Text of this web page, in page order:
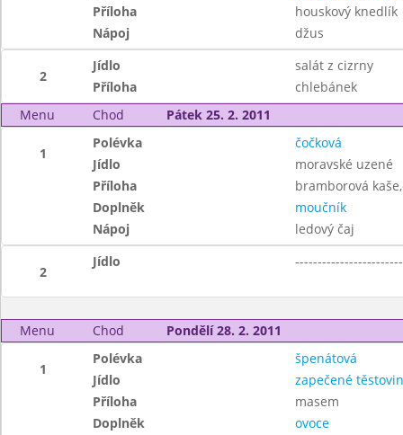
Příloha
houskový knedlík
Nápoj
džus
2
Jídlo
salát z cizrny
Příloha
chlebánek
Menu
Chod Pátek 25. 2. 2011
1
Polévka
čočková
Jídlo
moravské uzené
Příloha
bramborová
Doplněk
moučník
Nápoj
ledový čaj
2
Jídlo
Menu Chod Pondělí 28. 2. 2011
1
Polévka
špenátová
Jídlo
zapečené
Příloha
masem
Doplněk
ovoce